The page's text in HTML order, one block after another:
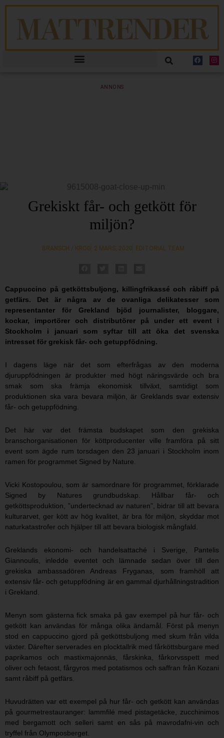
ANNONS
Grekiskt får- och getkött för
miljön?
BRANSCH / KROG 2 MARS, 2020 EDITORIAL TEAM
Cappuccino på getköttsbuljong, killingfrikassé och råbiff på
getfärs. Det är några av de ovanliga delikatesser som
representanter för Grekland bjöd journalister, bloggare,
kockar, importörer och distributörer på under ett event i
Stockholm i januari som syftar till att öka det svenska
intresset för grekisk får- och getuppfödning.
I dagens läge när det som efterfrågas av den moderna
djuruppfödningen är produkter med högt näringsvärde och bra
smak som ska främja ekonomisk tillväxt, samtidigt som
produktionen ska vara bevara miljön, är Greklands svar extensiv
får- och getuppfödning.
Det här var det främsta budskapet som den grekiska
branschorganisationen för köttproducenter ville framföra på sitt
event som ägde rum torsdagen den 23 januari i Stockholm inom
ramen för programmet Signed by Nature.
Vicki Kostopoulou, som är samordnare för programmet, förklarade
Signed by Natures grundbudskap. Hållbar får- och
getköttsproduktion, ”undertecknad av naturen”, bidrar till att bevara
kulturarvet, ger kött av hög kvalitet, är bra för miljön, skyddar mot
naturkatastrofer och hjälper till att bevara biologisk mångfald.
Greklands ekonomi- och handelsattaché i Sverige, Pantelis
Giannoulis, inledde eventet och lämnade sedan över till den
grekiska ambassadören Andreas Fryganas, som framhöll att
extensiv får- och getuppfödning är en gammal djurhållningstradition
i Grekland.
Menyn som gästerna fick smaka på gav exempel på hur får- och
getkött kan användas för många olika ändamål. Först på menyn
stod en cappuccino gjord på getköttsbuljong med skum från vilda
växter. Därefter serverades en plocktallrik med fårköttsburgare med
paprikamos och mastixmajonnäs, fårskinka, fårkorvsspett med
oliver och fetaost, fårgyros med potatismos och saffran från Kozani
samt råbiff på getfärs.
Huvudrätten var ett exempel på hur får- och getkött kan användas
på gourmetrestauranger: lammfilé med pistagetäcke, zucchinimos
med bergamott och selleri samt en sås på mavrodafni-vin och
tryffel från Olymposberget.